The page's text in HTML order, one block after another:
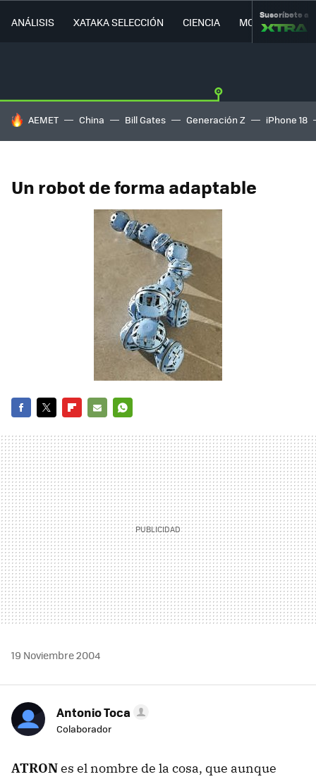
ANÁLISIS XATAKA SELECCIÓN CIENCIA MOVILIDAD
Suscríbete a
HOY SE HABLA DE
AEMET China Bill Gates Generación Z iPhone 18
Un robot de forma adaptable
MAIL
19 Noviembre 2004
Antonio Toca
Colaborador
ATRONes el nombre de la cosa, que aunque